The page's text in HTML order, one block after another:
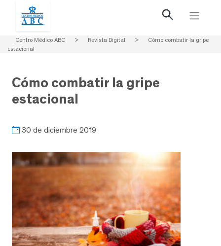
Centro Médico ABC > Revista Digital >
Cómo combatir la gripe
estacional
Cómo combatir la gripe
estacional
30 de diciembre 2019